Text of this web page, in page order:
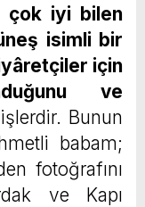
çok iyi bilen
isimli bir
için
ve
Bunun
babam;
fotoğrafını
ve Kapı